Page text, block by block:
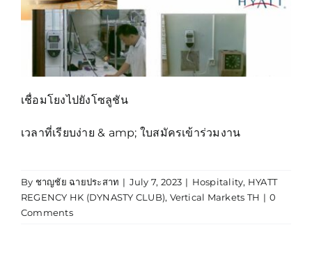
เชื่อมโยงไปยังโซลูชัน
เวลาที่เรียบง่าย & amp; ใบสมัครเข้าร่วมงาน
By ชาญชัย ฉายประสาท | July 7, 2023 | Hospitality, HYATT
REGENCY HK (DYNASTY CLUB), Vertical Markets TH | 0
Comments